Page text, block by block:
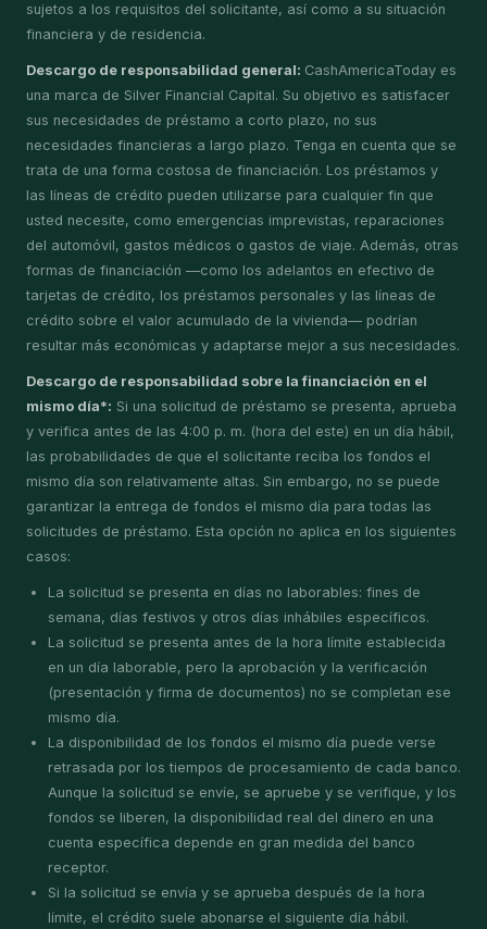
sujetos a los requisitos del solicitante, así como a su situación
financiera y de residencia.
Descargo de responsabilidad general: CashAmericaToday es
una marca de Silver Financial Capital. Su objetivo es satisfacer
sus necesidades de préstamo a corto plazo, no sus
necesidades financieras a largo plazo. Tenga en cuenta que se
trata de una forma costosa de financiación. Los préstamos y
las líneas de crédito pueden utilizarse para cualquier fin que
usted necesite, como emergencias imprevistas, reparaciones
del automóvil, gastos médicos o gastos de viaje. Además, otras
formas de financiación —como los adelantos en efectivo de
tarjetas de crédito, los préstamos personales y las líneas de
crédito sobre el valor acumulado de la vivienda— podrían
resultar más económicas y adaptarse mejor a sus necesidades.
Descargo de responsabilidad sobre la financiación en el
mismo día*: Si una solicitud de préstamo se presenta, aprueba
y verifica antes de las 4:00 p. m. (hora del este) en un día hábil,
las probabilidades de que el solicitante reciba los fondos el
mismo día son relativamente altas. Sin embargo, no se puede
garantizar la entrega de fondos el mismo día para todas las
solicitudes de préstamo. Esta opción no aplica en los siguientes
casos:
La solicitud se presenta en días no laborables: fines de
semana, días festivos y otros días inhábiles específicos.
La solicitud se presenta antes de la hora límite establecida
en un día laborable, pero la aprobación y la verificación
(presentación y firma de documentos) no se completan ese
mismo día.
La disponibilidad de los fondos el mismo día puede verse
retrasada por los tiempos de procesamiento de cada banco.
Aunque la solicitud se envíe, se apruebe y se verifique, y los
fondos se liberen, la disponibilidad real del dinero en una
cuenta específica depende en gran medida del banco
receptor.
Si la solicitud se envía y se aprueba después de la hora
límite, el crédito suele abonarse el siguiente día hábil.